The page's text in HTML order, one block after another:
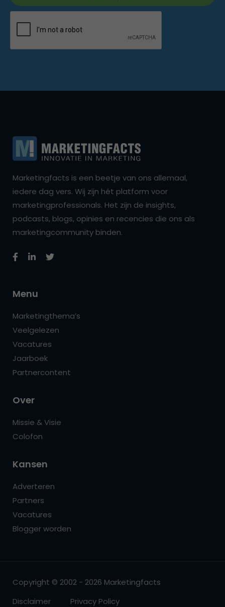
Marketingfacts is een beetje van ons allemaal,
iedere dag vers. Wij zijn hét platform voor
marketingprofessionals. Het zijn de insights,
podcasts, blogs, opinies en recencies die ons als
marketingcommunity binden.
Menu
Marketingthema’s
Veelgelezen
Vacatures
Jaarboek
Partnercontent
Over
Missie & Visie
Colofon
Kansen
Adverteren
Partners
Vacatures
Blogger worden
Copyright © 2002 - 2026 Marketingfacts
Disclaimer
Privacy Policy